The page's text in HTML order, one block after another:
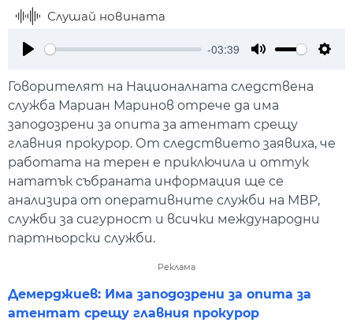
Слушай новината
-03:39
Говорителят на Националната следствена
служба Мариан Маринов отрече да има
заподозрени за опита за атентат срещу
главния прокурор. От следствието заявиха, че
работата на терен е приключила и оттук
нататък събраната информация ще се
анализира от оперативните служби на МВР,
служби за сигурност и всички международни
партньорски служби.
Реклама
Демерджиев: Има заподозрени за опита за
атентат срещу главния прокурор